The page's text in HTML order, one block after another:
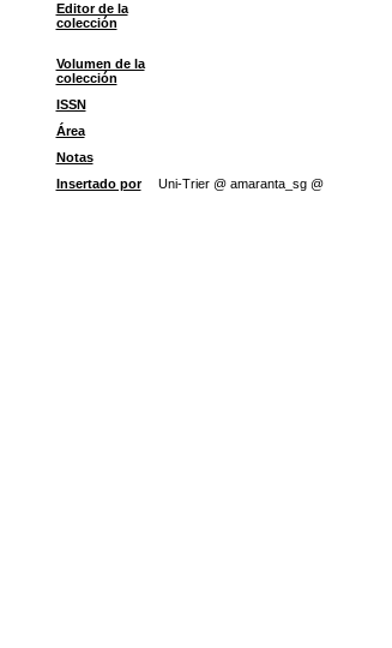
Editor de la
colección
Volumen de la
colección
ISSN
Área
Notas
Insertado por
Uni-Trier @ amaranta_sg @